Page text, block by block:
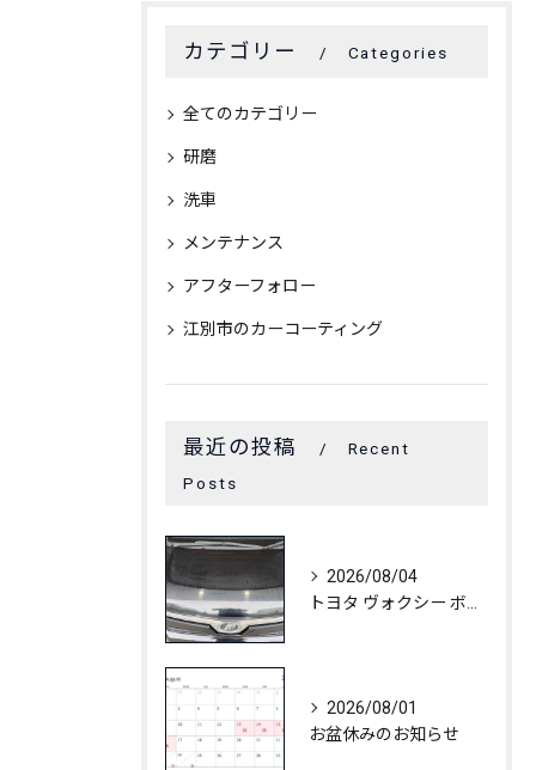
カテゴリー Categories
全てのカテゴリー
研磨
洗車
メンテナンス
アフターフォロー
江別市のカーコーティング
最近の投稿
Recent
Posts
2026/08/04
2026/08/01
お盆休みのお知らせ